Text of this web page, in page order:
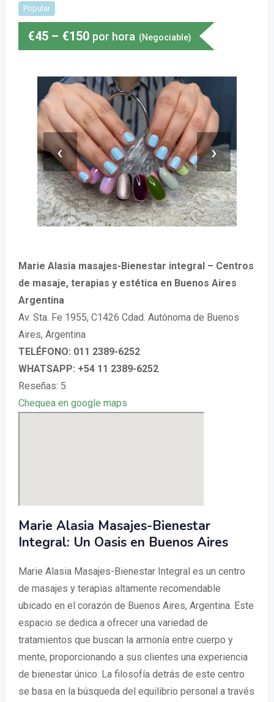
Popular
€45 – €150 por hora (Negociable)
‹ ›
Marie Alasia masajes-Bienestar integral – Centros
de masaje, terapias y estética en Buenos Aires
Argentina
Av. Sta. Fe 1955, C1426 Cdad. Autónoma de Buenos
Aires, Argentina
TELÉFONO: 011 2389-6252
WHATSAPP: +54 11 2389-6252
Reseñas: 5
Chequea en google maps
Marie Alasia Masajes-Bienestar
Integral: Un Oasis en Buenos Aires
Marie Alasia Masajes-Bienestar Integral es un centro
de masajes y terapias altamente recomendable
ubicado en el corazón de Buenos Aires, Argentina. Este
espacio se dedica a ofrecer una variedad de
tratamientos que buscan la armonía entre cuerpo y
mente, proporcionando a sus clientes una experiencia
de bienestar único. La filosofía detrás de este centro
se basa en la búsqueda del equilibrio personal a través